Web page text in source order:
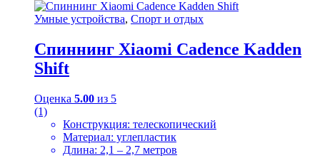
Умные устройства, Спорт и отдых
Спиннинг Xiaomi Cadence Kadden
Shift
Оценка 5.00 из 5
(1)
Конструкция: телескопический
Материал: углепластик
Длина: 2,1 – 2,7 метров